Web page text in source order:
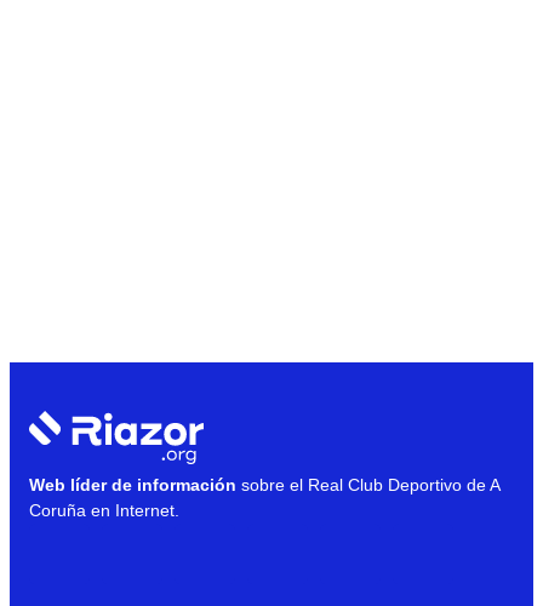
Web líder de información sobre el Real Club Deportivo de A
Coruña en Internet.